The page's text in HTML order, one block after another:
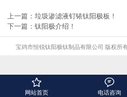
上一篇：垃圾渗滤液钌铱钛阳极板！
下一篇：钛阳极介绍！
宝鸡市恒锐钛阳极钛制品有限公司 版权所

网站首页

电话咨询